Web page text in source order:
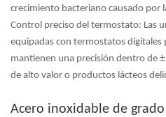
crecimiento bacteriano causado por
Control preciso del termostato: Las
equipadas con termostatos
mantienen una precisión dentro de
de alto valor o productos lácteos
Acero inoxidable de